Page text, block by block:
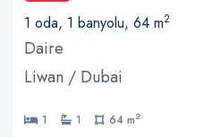
1 oda, 1 banyolu, 64 m2
Daire
Liwan / Dubai
1 1 64 m2